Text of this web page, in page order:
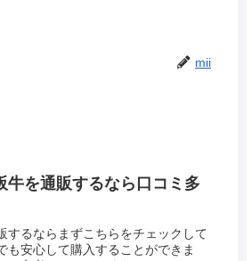
mii
牛を通販するなら口コミ多
するならまずこちらをチェックして
安心して購入することができま